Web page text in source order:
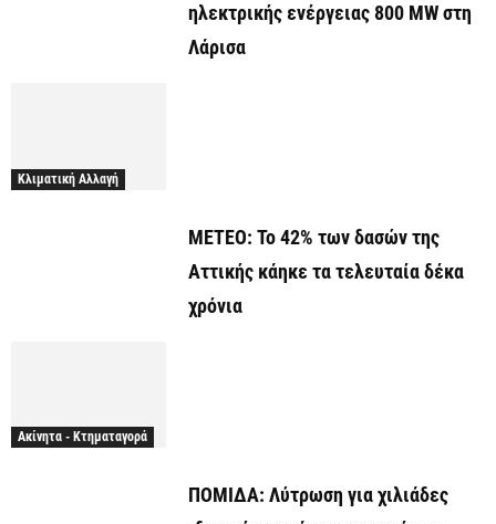
ηλεκτρικής ενέργειας 800 ΜW στη
Λάρισα
Κλιματική Αλλαγή
ΜΕΤΕΟ: Το 42% των δασών της
Αττικής κάηκε τα τελευταία δέκα
χρόνια
Ακίνητα - Κτηματαγορά
ΠΟΜΙΔΑ: Λύτρωση για χιλιάδες